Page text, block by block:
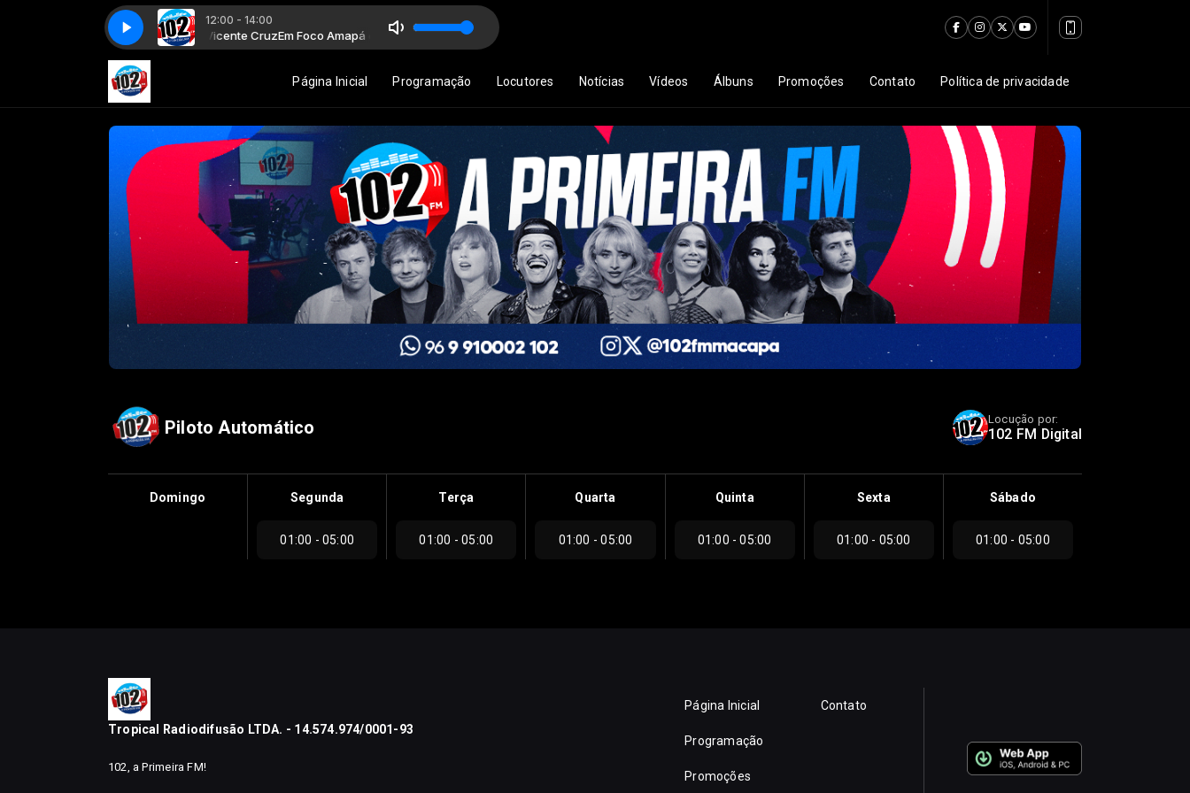
12:00 - 14:00
com Roberto Gato, Jara Dias e Vicente CruzEm Foco Amapá com Roberto Gato, Jara Dias e Vicente Cruz
Página Inicial Programação Locutores Notícias Vídeos Álbuns Promoções Contato Política de privacidade
Piloto Automático Locução por:
102 FM Digital
Domingo Segunda
01:00 - 05:00
Terça
01:00 - 05:00
Quarta
01:00 - 05:00
Quinta
01:00 - 05:00
Sexta
01:00 - 05:00
Sábado
01:00 - 05:00
Tropical Radiodifusão LTDA. - 14.574.974/0001-93
102, a Primeira FM!
Página Inicial
Programação
Promoções
Contato